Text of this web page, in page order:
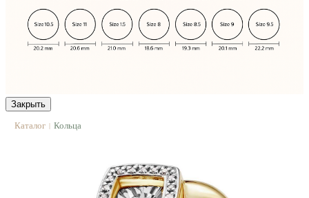
Закрыть
Каталог | Кольца